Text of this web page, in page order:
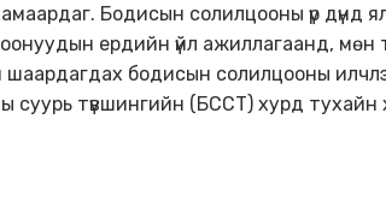
Бодисын солилцооны үр дүнд
ердийн үйл ажиллагаанд, мөн
шаардагдах бодисын солилцооны
түвшингийн (БССТ) хурд тухайн